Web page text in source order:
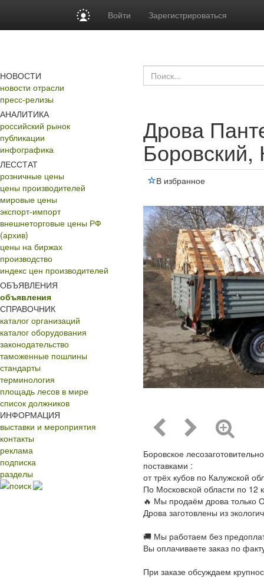
Войти Зарегистрироваться
НОВОСТИ
новости отрасли
пресс-релизы
АНАЛИТИКА
российский рынок
публикации
инфографика
ЛЕССТАТ
розничные цены
цены производителей
мировые цены
экспорт-импорт
внешнеторговые цены РФ
(архив)
цены на биржах
производство
индекс цен производителей
ОБЪЯВЛЕНИЯ
объявления
СПРАВОЧНИК
каталог организаций
каталог оборудования
законодательство
таможенные пошлины
стандарты
терминология
площадь лесов в мире
список должников
ИНФОРМАЦИЯ
выставки и мероприятия
контакты
реклама
подписка
разделы
поиск
Дрова
Боровский,
В избранное
Боровское
поставками :
от трёх кубов по Калужской
По Московской области по 12
🔥 Мы продаём дрова только
Дрова заготовлены из
🚚 Мы работаем без
Вы оплачиваете заказ по
При заказе обсуждаем